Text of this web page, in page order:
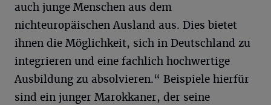
auch junge Menschen aus dem
nichteuropäischen Ausland aus. Dies bietet
ihnen die Möglichkeit, sich in Deutschland zu
integrieren und eine fachlich hochwertige
Ausbildung zu absolvieren.“ Beispiele hierfür
sind ein junger Marokkaner, der seine